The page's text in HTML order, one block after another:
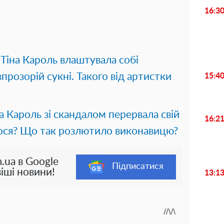
Тіна Кароль влаштувала собі
сукні. Такого від артистки
Кароль зі скандалом перервала свій
Що так розлютило виконавицю?
в Google
новини!
Підписатися
16:30
15:40
16:21
13:13